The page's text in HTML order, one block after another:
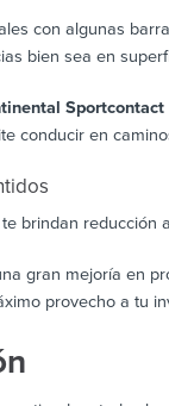
con algunas
bien sea en
Sportcontact
conducir en
brindan reducción
gran mejoría en
provecho a tu